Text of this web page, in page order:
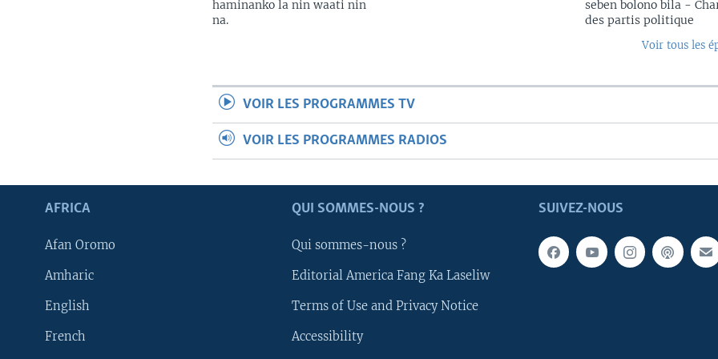
haminanko la nin waati nin
na.
seben bolono bila -
des partis politique
Voir tous les
VOIR LES PROGRAMMES TV
VOIR LES PROGRAMMES RADIOS
SUIVEZ-NOUS
AFRICA
Afan Oromo
Amharic
English
French
QUI SOMMES-NOUS ?
Qui sommes-nous ?
Editorial America Fang Ka Laseliw
Terms of Use and Privacy Notice
Accessibility